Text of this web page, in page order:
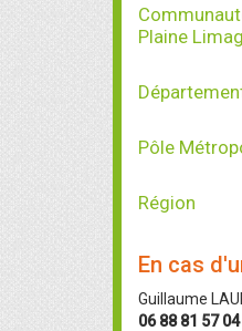
Plaine
Pôle
Région
En cas
Guillaume
06 88 81 57 04